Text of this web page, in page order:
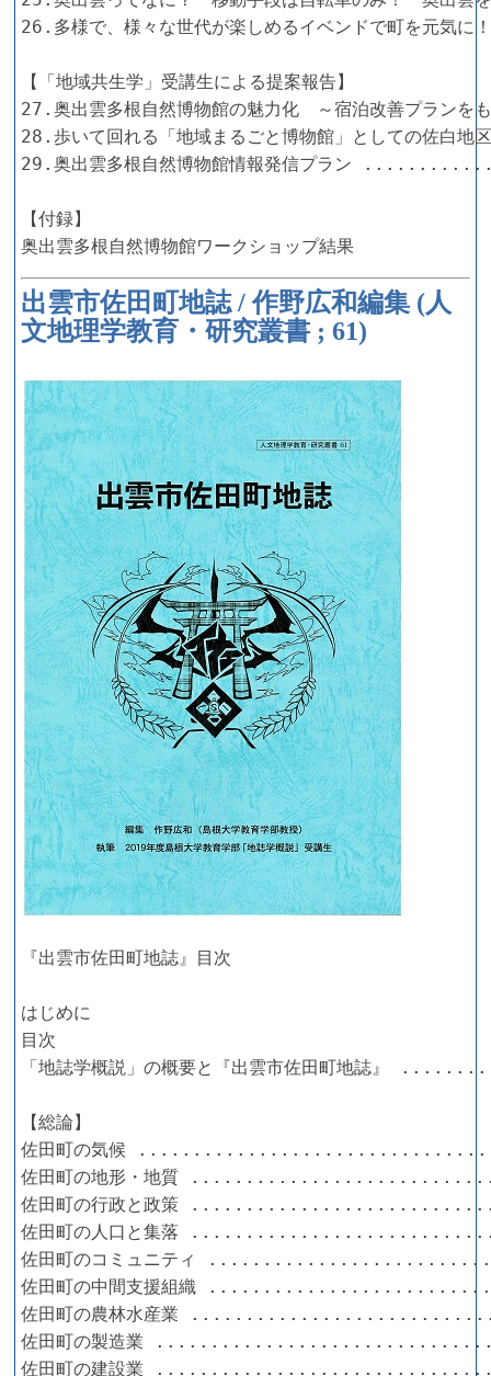
26.多様で、様々な世代が楽しめるイベンドで町を
【「地域共生学」受講生による提案報告】
27.奥出雲多根自然博物館の魅力化　～宿泊改善プラ
28.歩いて回れる「地域まるごと博物館」としての佐白
29.奥出雲多根自然博物館情報発信プラン
【付録】
奥出雲多根自然博物館ワークショップ結果
出雲市佐田町地誌 / 作野広和編集 (人
文地理学教育・研究叢書 ; 61)
『出雲市佐田町地誌』目次
はじめに
目次
「地誌学概説」の概要と『出雲市佐田町地誌』
【総論】
佐田町の気候
佐田町の地形・地質
佐田町の行政と政策
佐田町の人口と集落
佐田町のコミュニティ
佐田町の中間支援組織
佐田町の農林水産業
佐田町の製造業
佐田町の建設業